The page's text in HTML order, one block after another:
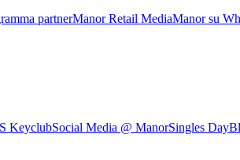
partnerManor Retail MediaManor su
KeyclubSocial Media @ ManorSingles Day